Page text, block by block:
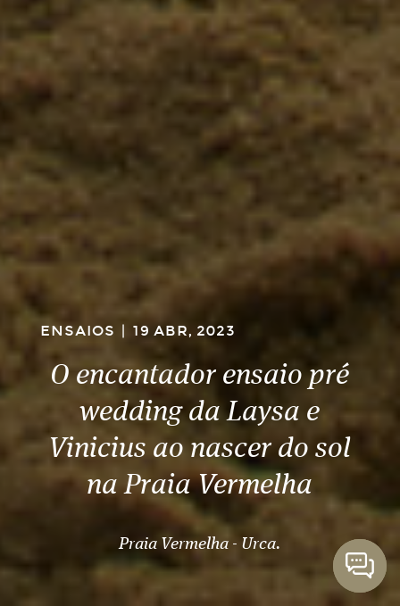
ENSAIOS | 19 ABR, 2023
O encantador ensaio pré
wedding da Laysa e
Vinicius ao nascer do sol
na Praia Vermelha
Praia Vermelha - Urca.